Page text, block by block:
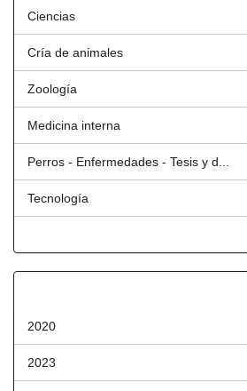
Ciencias
Cría de animales
Zoología
Medicina interna
Perros - Enfermedades - Tesis y d...
Tecnología
2020
2023